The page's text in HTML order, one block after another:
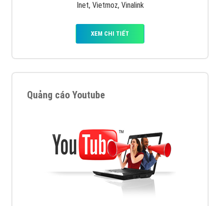
Inet, Vietmoz, Vinalink
XEM CHI TIẾT
Quảng cáo Youtube